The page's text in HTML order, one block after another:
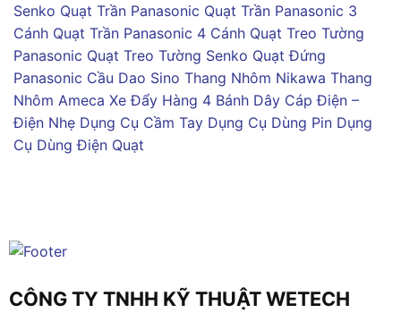
Senko Quạt Trần Panasonic Quạt Trần Panasonic 3
Cánh Quạt Trần Panasonic 4 Cánh Quạt Treo Tường
Panasonic Quạt Treo Tường Senko Quạt Đứng
Panasonic Cầu Dao Sino Thang Nhôm Nikawa Thang
Nhôm Ameca Xe Đẩy Hàng 4 Bánh Dây Cáp Điện –
Điện Nhẹ Dụng Cụ Cầm Tay Dụng Cụ Dùng Pin Dụng
Cụ Dùng Điện Quạt
CÔNG TY TNHH KỸ THUẬT WETECH